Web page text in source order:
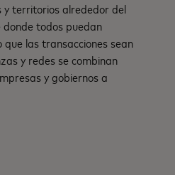
y territorios alrededor del
donde todos puedan
las transacciones sean
y redes se combinan
y gobiernos a